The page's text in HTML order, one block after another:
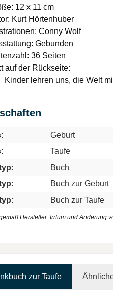
12 x 11 cm
Kurt Hörtenhuber
Conny Wolf
Gebunden
36 Seiten
auf der Rückseite:
Kinder lehren uns, die Welt
Geburt
Taufe
Buch
Buch zur Geburt
Buch zur Taufe
Hersteller. Irrtum und Änderung
zur Taufe